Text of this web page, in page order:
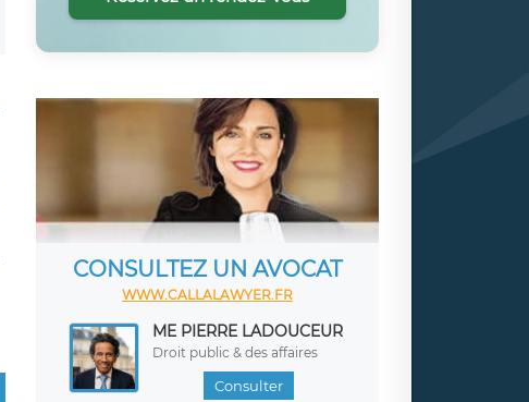
CONSULTEZ UN AVOCAT
WWW.CALLALAWYER.FR
ME PIERRE LADOUCEUR
Droit public & des affaires
Consulter